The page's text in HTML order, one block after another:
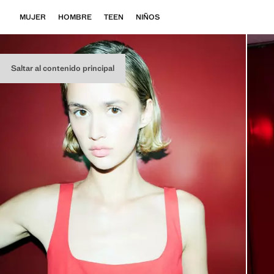
Saltar al contenido principal
MUJER HOMBRE TEEN NIÑOS